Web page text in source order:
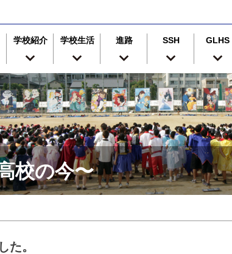
学校紹介 学校生活 進路 SSH GLHS
校の今〜
た。